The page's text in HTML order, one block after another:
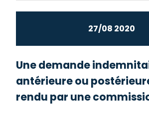
27/08 2020
Une demande
antérieure ou
rendu par une